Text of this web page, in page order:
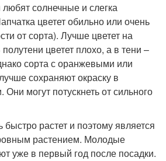
любят солнечные и слегка
цветет обильно или очень
от сорта). Лучше цветет на
цветет плохо, а в тени –
сорта с оранжевыми или
сохраняют окраску в
могут потускнеть от сильного
быстро растет и поэтому является
растением. Молодые
уже в первый год после посадки.